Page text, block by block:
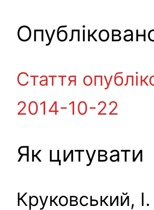
Стаття
2014-10-22
Як цитувати
Круковський,